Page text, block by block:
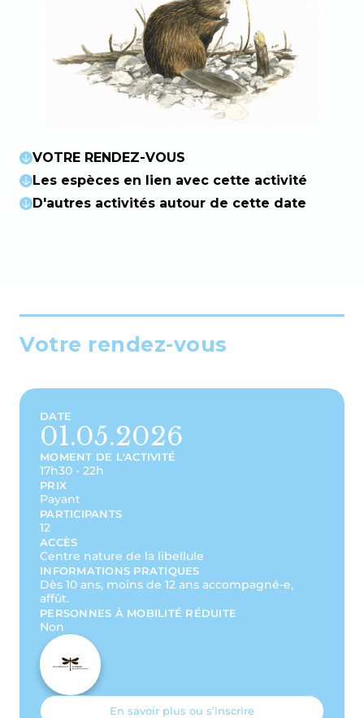
VOTRE RENDEZ-VOUS
Les espèces en lien avec cette activité
D'autres activités autour de cette date
Votre rendez-vous
DATE
01.05.2026
MOMENT DE L'ACTIVITÉ
17h30 - 22h
PRIX
Payant
PARTICIPANTS
12
ACCÈS
Centre nature de la libellule
INFORMATIONS PRATIQUES
Dès 10 ans, moins de 12 ans accompagné-e,
affût.
PERSONNES À MOBILITÉ RÉDUITE
Non
En savoir plus ou s’inscrire